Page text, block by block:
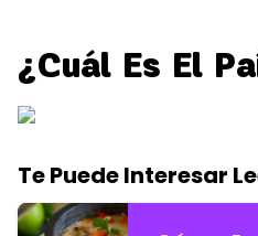
¿Cuál Es El
Te Puede Interesar